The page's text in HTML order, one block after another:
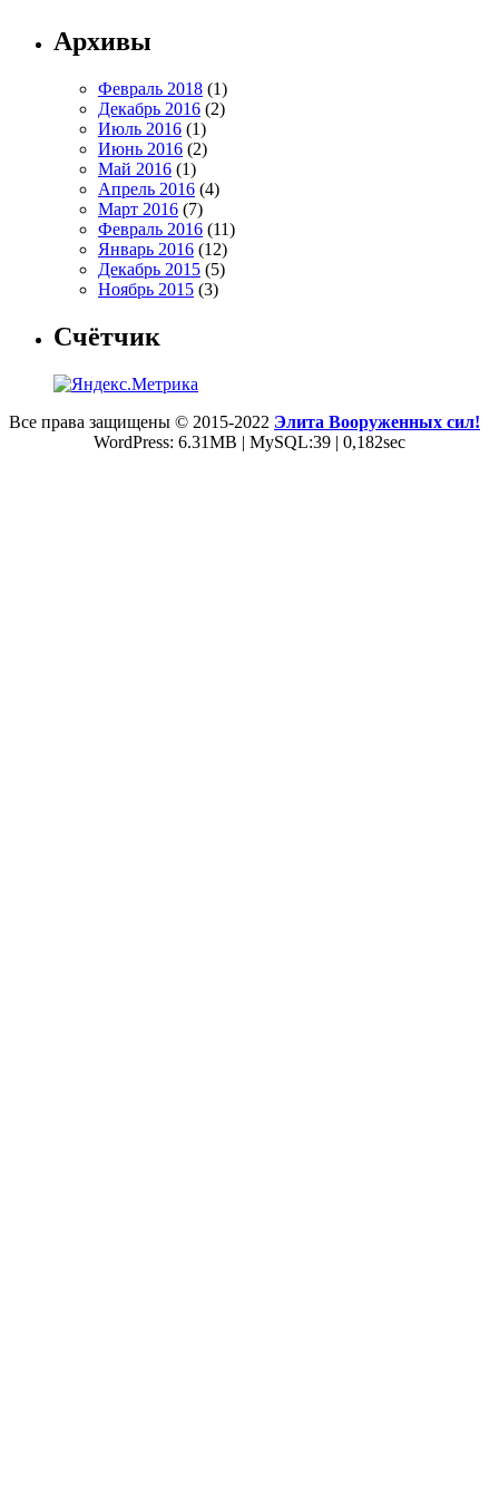
Архивы
Февраль 2018 (1)
Декабрь 2016 (2)
Июль 2016 (1)
Июнь 2016 (2)
Май 2016 (1)
Апрель 2016 (4)
Март 2016 (7)
Февраль 2016 (11)
Январь 2016 (12)
Декабрь 2015 (5)
Ноябрь 2015 (3)
Счётчик
Все права защищены © 2015-2022 Элита Вооруженных сил!
WordPress: 6.31MB | MySQL:39 | 0,182sec